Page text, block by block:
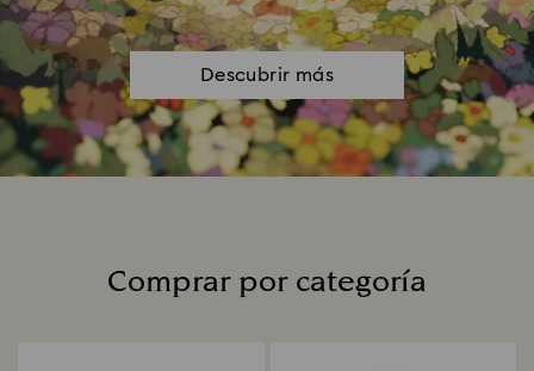
Descubrir más
Comprar por categoría